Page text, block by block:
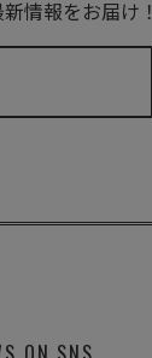
情報をお届け！